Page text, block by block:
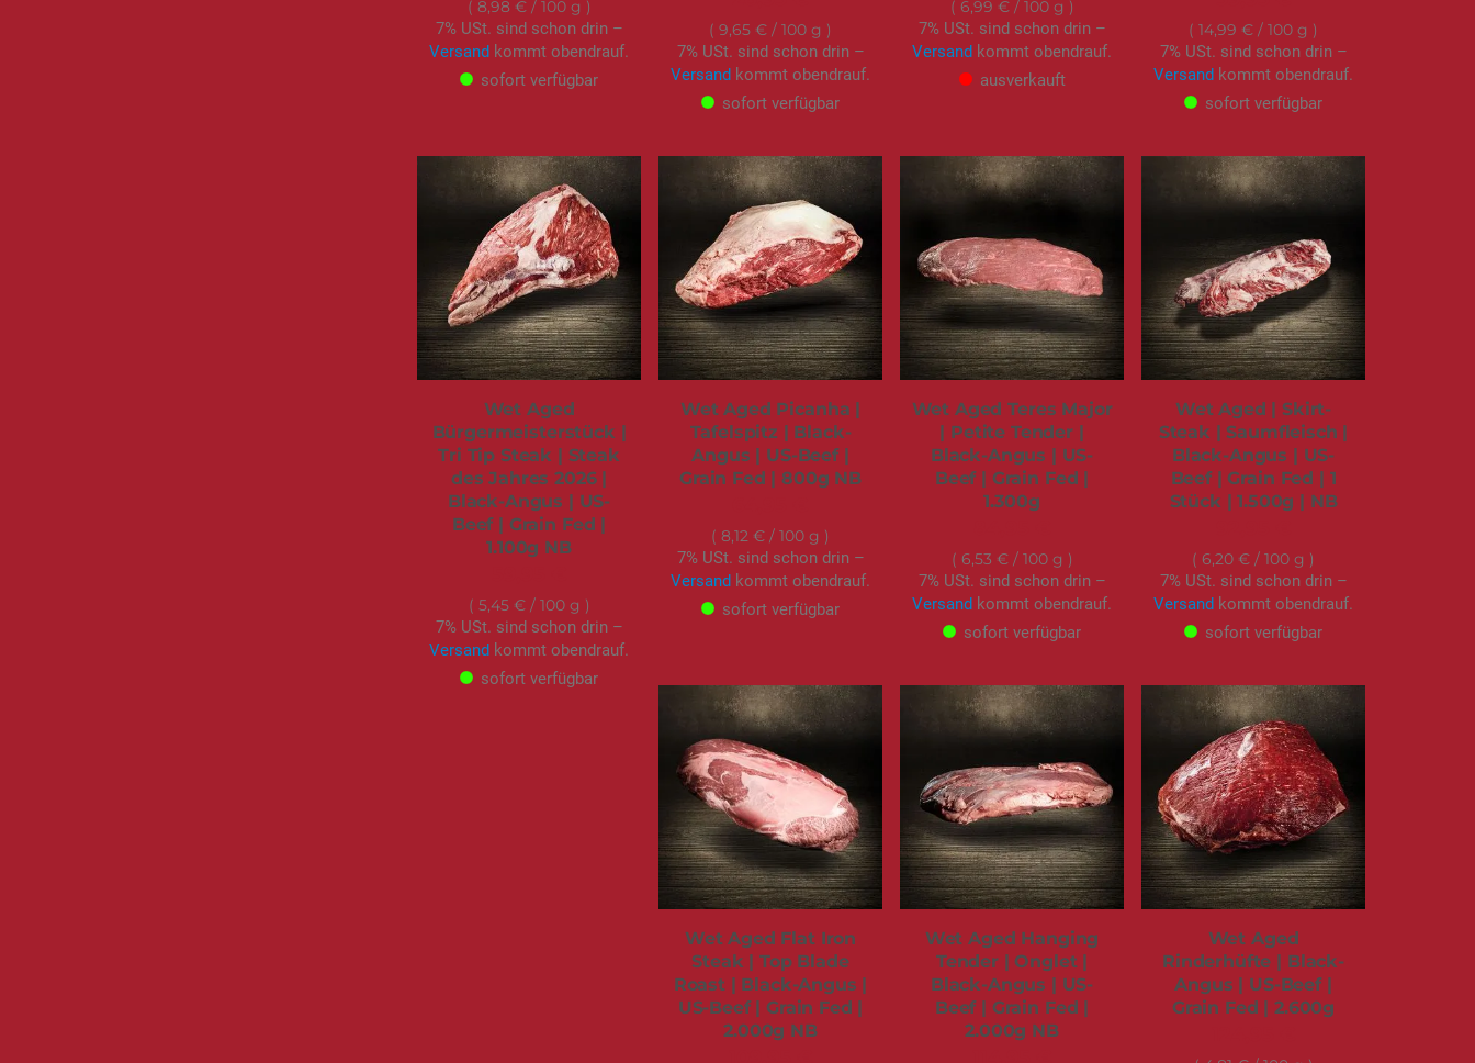
8,98 €/ 100 g
7% USt. sind schon drin –
Versand kommt obendrauf.
sofort verfügbar
9,65 € / 100 g
7% USt. sind schon drin –
Versand kommt obendrauf.
sofort verfügbar
6,99 €/ 100 g
7% USt. sind schon drin –
Versand kommt obendrauf.
ausverkauft
14,99 € / 100 g
7% USt. sind schon drin –
Versand kommt obendrauf.
sofort verfügbar
Wet Aged
Bürgermeisterstück |
Tri Tip Steak | Steak
des Jahres 2026 |
Black-Angus | US-
Beef | Grain Fed |
1.100g NB
5,45 €/ 100 g
7% USt. sind schon drin –
Versand kommt obendrauf.
sofort verfügbar
Wet Aged Picanha |
Tafelspitz | Black-
Angus | US-Beef |
Grain Fed | 800g NB
8,12 € / 100 g
7% USt. sind schon drin –
Versand kommt obendrauf.
sofort verfügbar
Wet Aged Teres Major
| Petite Tender |
Black-Angus | US-
Beef | Grain Fed |
1.300g
6,53 €/ 100 g
7% USt. sind schon drin –
Versand kommt obendrauf.
sofort verfügbar
Wet Aged | Skirt-
Steak | Saumfleisch |
Black-Angus | US-
Beef | Grain Fed | 1
Stück | 1.500g | NB
6,20 € / 100 g
7% USt. sind schon drin –
Versand kommt obendrauf.
sofort verfügbar
Wet Aged Flat Iron
Steak | Top Blade
Roast | Black-Angus |
US-Beef | Grain Fed |
2.000g NB
Wet Aged Hanging
Tender | Onglet |
Black-Angus | US-
Beef | Grain Fed |
2.000g NB
Wet Aged
Rinderhüfte | Black-
Angus | US-Beef |
Grain Fed | 2.600g